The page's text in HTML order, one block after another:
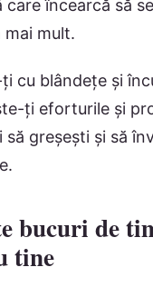
care încearcă să
mai mult.
cu blândețe și
ți eforturile și
să greșești și să
bucuri de
tine